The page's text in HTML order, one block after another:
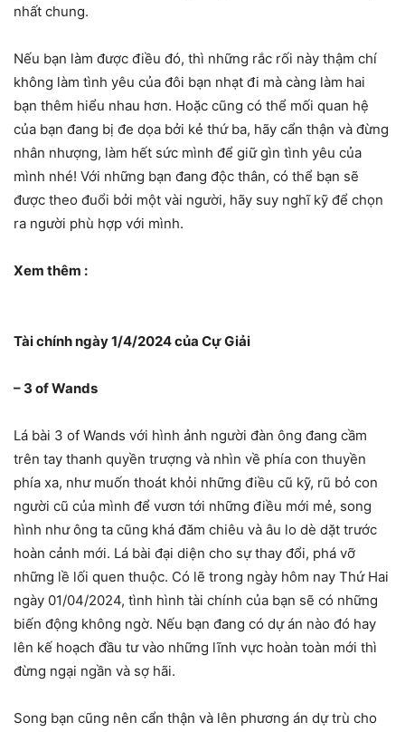
nhất chung.
Nếu bạn làm được điều đó, thì những rắc rối này thậm chí
không làm tình yêu của đôi bạn nhạt đi mà càng làm hai
bạn thêm hiểu nhau hơn. Hoặc cũng có thể mối quan hệ
của bạn đang bị đe dọa bởi kẻ thứ ba, hãy cẩn thận và đừng
nhân nhượng, làm hết sức mình để giữ gìn tình yêu của
mình nhé! Với những bạn đang độc thân, có thể bạn sẽ
được theo đuổi bởi một vài người, hãy suy nghĩ kỹ để chọn
ra người phù hợp với mình.
Xem thêm :
Tài chính ngày 1/4/2024 của Cự Giải
– 3 of Wands
Lá bài 3 of Wands với hình ảnh người đàn ông đang cầm
trên tay thanh quyền trượng và nhìn về phía con thuyền
phía xa, như muốn thoát khỏi những điều cũ kỹ, rũ bỏ con
người cũ của mình để vươn tới những điều mới mẻ, song
hình như ông ta cũng khá đăm chiêu và âu lo dè dặt trước
hoàn cảnh mới. Lá bài đại diện cho sự thay đổi, phá vỡ
những lề lối quen thuộc. Có lẽ trong ngày hôm nay Thứ Hai
ngày 01/04/2024, tình hình tài chính của bạn sẽ có những
biến động không ngờ. Nếu bạn đang có dự án nào đó hay
lên kế hoạch đầu tư vào những lĩnh vực hoàn toàn mới thì
đừng ngại ngần và sợ hãi.
Song bạn cũng nên cẩn thận và lên phương án dự trù cho